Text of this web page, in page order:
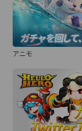
アニモ